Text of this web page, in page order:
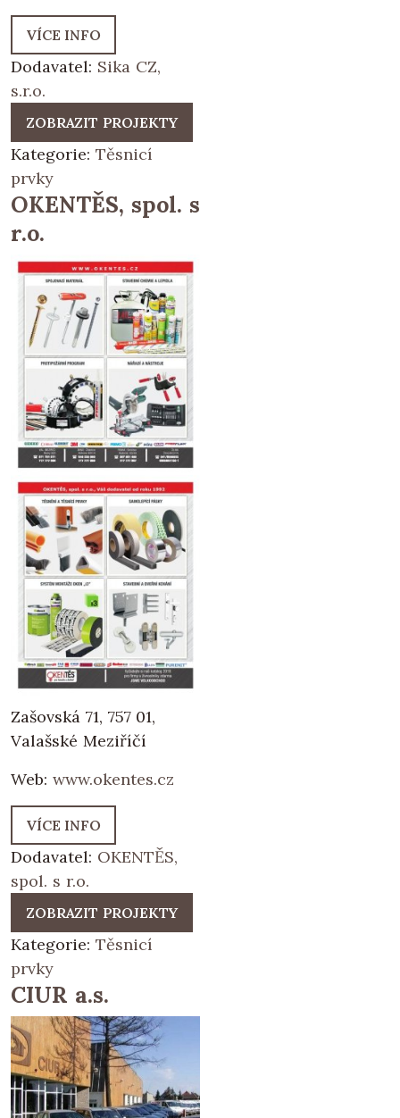
VÍCE INFO
Dodavatel: Sika CZ,
s.r.o.
ZOBRAZIT PROJEKTY
Kategorie: Těsnicí
prvky
OKENTĚS, spol. s
r.o.
Zašovská 71, 757 01,
Valašské Meziříčí
Web: www.okentes.cz
VÍCE INFO
Dodavatel: OKENTĚS,
spol. s r.o.
ZOBRAZIT PROJEKTY
Kategorie: Těsnicí
prvky
CIUR a.s.